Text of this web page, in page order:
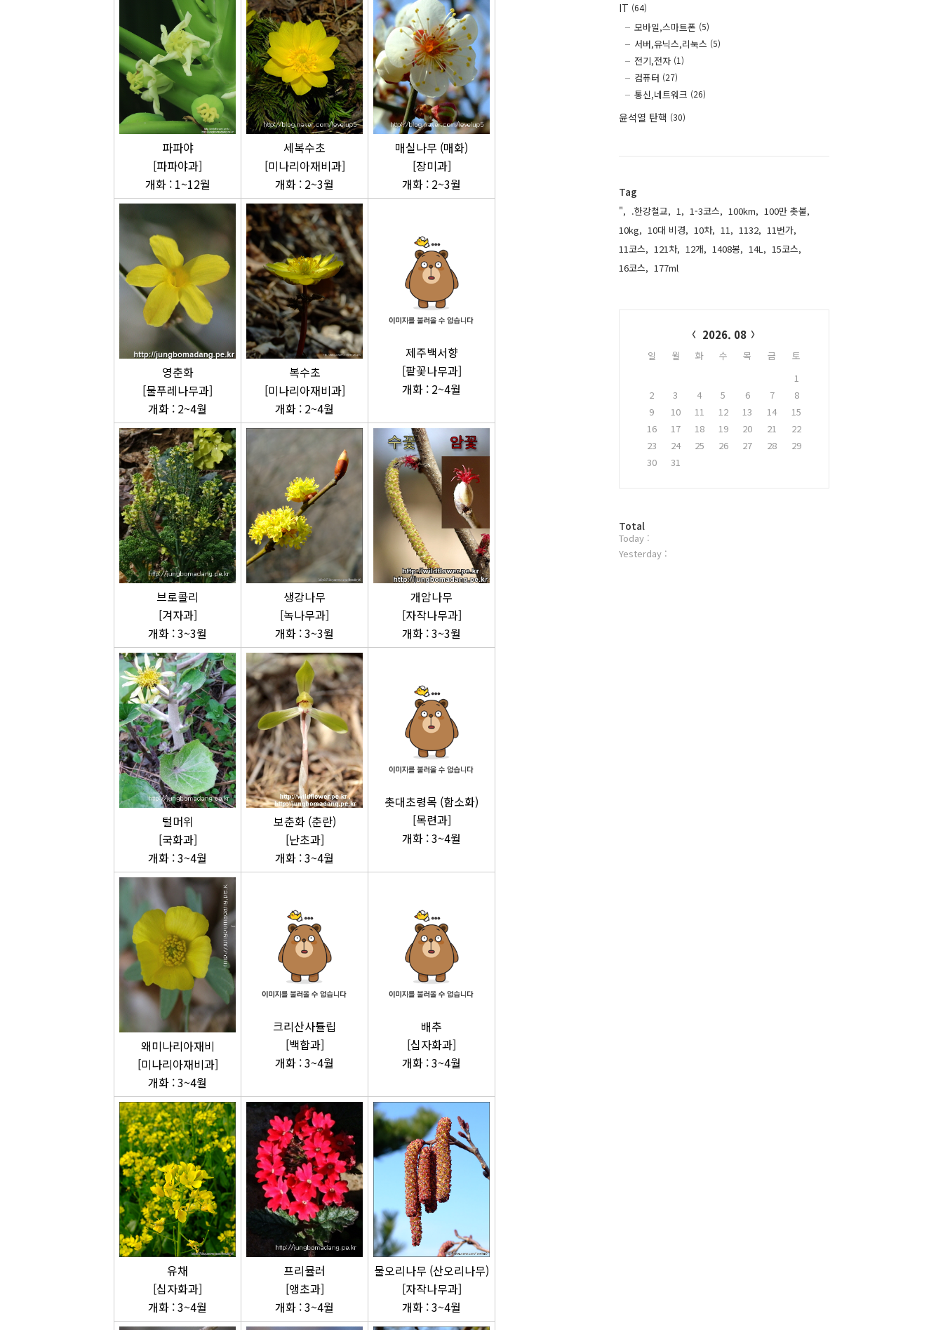
파파야
[파파야과]
개화 : 1~12월
세복수초
[미나리아재비과]
개화 : 2~3월
매실나무 (매화)
[장미과]
개화 : 2~3월
영춘화
[물푸레나무과]
개화 : 2~4월
복수초
[미나리아재비과]
개화 : 2~4월
제주백서향
[팥꽃나무과]
개화 : 2~4월
브로콜리
[겨자과]
개화 : 3~3월
생강나무
[녹나무과]
개화 : 3~3월
개암나무
[자작나무과]
개화 : 3~3월
털머위
[국화과]
개화 : 3~4월
보춘화 (춘란)
[난초과]
개화 : 3~4월
촛대초령목 (함소화)
[목련과]
개화 : 3~4월
왜미나리아재비
[미나리아재비과]
개화 : 3~4월
크리산사튤립
[백합과]
개화 : 3~4월
배추
[십자화과]
개화 : 3~4월
유채
[십자화과]
개화 : 3~4월
프리뮬러
[앵초과]
개화 : 3~4월
물오리나무 (산오리나무)
[자작나무과]
개화 : 3~4월
IT (64)
모바일,스마트폰 (5)
서버,유닉스,리눅스 (5)
전기,전자 (1)
컴퓨터 (27)
통신,네트워크 (26)
윤석열 탄핵 (30)
Tag
", .한강철교, 1, 1-3코스, 100km, 100만 촛불,
10kg, 10대 비경, 10차, 11, 1132, 11번가,
11코스, 121차, 12개, 1408봉, 14L, 15코스,
16코스, 177ml,
2026. 08
일 월 화 수 목 금
토
1
2
3 4 5 6 7
8
9
10 11 12 13 14
15
16
17 18 19 20 21
22
23
24 25 26 27 28
29
30
31
방
문
자
Total
Today :
Yesterday :